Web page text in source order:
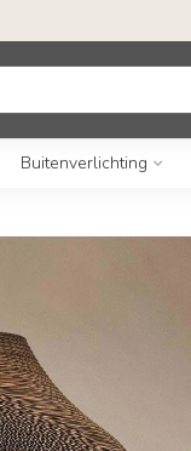
Buitenverlichting